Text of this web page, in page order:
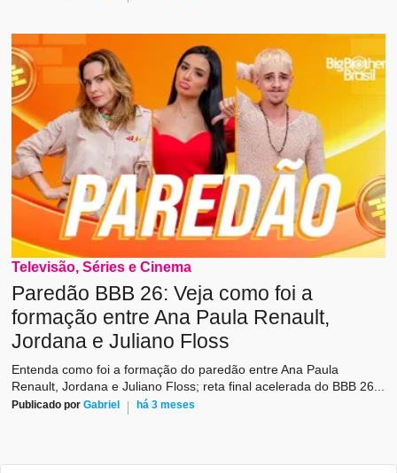
Televisão, Séries e Cinema
Paredão BBB 26: Veja como foi a
formação entre Ana Paula Renault,
Jordana e Juliano Floss
Entenda como foi a formação do paredão entre Ana Paula
Renault, Jordana e Juliano Floss; reta final acelerada do BBB 26...
Publicado porGabriel há 3 meses